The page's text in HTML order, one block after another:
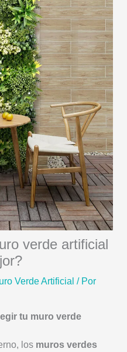
verde artificial
Verde Artificial / Por
tu muro verde
los muros verdes